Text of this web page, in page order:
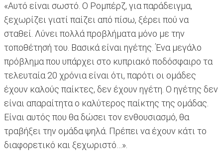
«Αυτό είναι σωστό. Ο Ρομπέρζ, για παράδειγμα,
ξεχωρίζει γιατί παίζει από πίσω, ξέρει πού να
σταθεί. Λύνει πολλά προβλήματα μόνο με την
τοποθέτησή του. Βασικά είναι ηγέτης. Ένα μεγάλο
πρόβλημα που υπάρχει στο κυπριακό ποδόσφαιρο τα
τελευταία 20 χρόνια είναι ότι, παρότι οι ομάδες
έχουν καλούς παίκτες, δεν έχουν ηγέτη. Ο ηγέτης δεν
είναι απαραίτητα ο καλύτερος παίκτης της ομάδας.
Είναι αυτός που θα δώσει τον ενθουσιασμό, θα
τραβήξει την ομάδα ψηλά. Πρέπει να έχουν κάτι το
διαφορετικό και ξεχωριστό…».